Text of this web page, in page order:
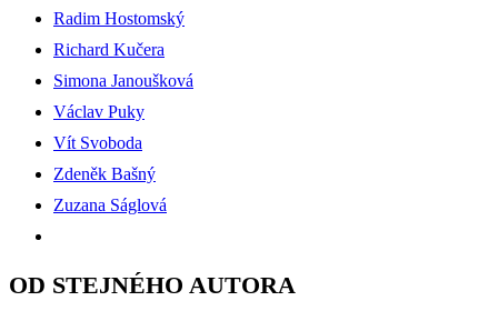
Radim Hostomský
Richard Kučera
Simona Janoušková
Václav Puky
Vít Svoboda
Zdeněk Bašný
Zuzana Ságlová
OD STEJNÉHO AUTORA